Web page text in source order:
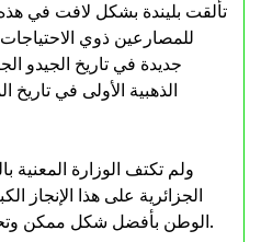
تألقت بليندة بشكل لافت في
للمصارعين ذوي
جديدة في تاريخ الجيدو
الذهبية الأولى في
ولم تكتف الوزارة المعنية
الجزائرية على هذا الإنجاز
الوطن بأفضل شكل ممكن وتحقيق الفوز بالميدالية الذهبية.